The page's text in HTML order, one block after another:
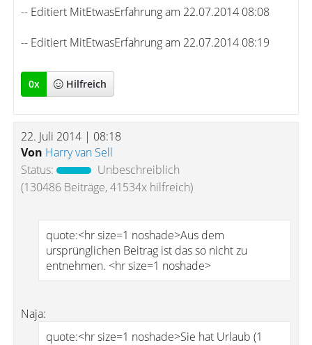
-- Editiert MitEtwasErfahrung am 22.07.2014 08:08
-- Editiert MitEtwasErfahrung am 22.07.2014 08:19
0x Hilfreich
22. Juli 2014 | 08:18
Von Harry van Sell
Status:
Unbeschreiblich
(130486 Beiträge, 41534x hilfreich)
quote:<hr size=1 noshade>Aus dem
ursprünglichen Beitrag ist das so nicht zu
entnehmen. <hr size=1 noshade>
Naja:
quote:<hr size=1 noshade>Sie hat Urlaub (1